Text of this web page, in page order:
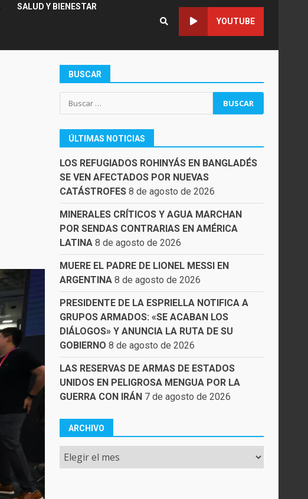
SALUD Y BIENESTAR
YOUTUBE
BUSCAR
Buscar:
ÚLTIMAS NOTICIAS
LOS REFUGIADOS ROHINYÁS EN BANGLADÉS
SE VEN AFECTADOS POR NUEVAS
CATÁSTROFES 8 de agosto de 2026
MINERALES CRÍTICOS Y AGUA MARCHAN
POR SENDAS CONTRARIAS EN AMÉRICA
LATINA 8 de agosto de 2026
MUERE EL PADRE DE LIONEL MESSI EN
ARGENTINA 8 de agosto de 2026
PRESIDENTE DE LA ESPRIELLA NOTIFICA A
GRUPOS ARMADOS: «SE ACABAN LOS
DIÁLOGOS» Y ANUNCIA LA RUTA DE SU
GOBIERNO 8 de agosto de 2026
LAS RESERVAS DE ARMAS DE ESTADOS
UNIDOS EN PELIGROSA MENGUA POR LA
GUERRA CON IRÁN 7 de agosto de 2026
ARCHIVO
Archivo